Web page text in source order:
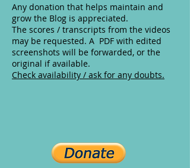
Any donation that helps maintain and
grow the Blog is appreciated.
The scores / transcripts from the videos
may be requested. A PDF with edited
screenshots will be forwarded, or the
original if available.
Check availability / ask for any doubts.